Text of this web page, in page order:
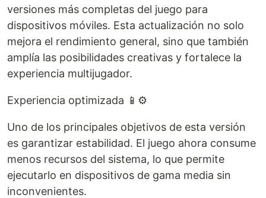
versiones más completas del juego para
dispositivos móviles. Esta actualización no solo
mejora el rendimiento general, sino que también
amplía las posibilidades creativas y fortalece la
experiencia multijugador.
Experiencia optimizada 📱⚙️
Uno de los principales objetivos de esta versión
es garantizar estabilidad. El juego ahora consume
menos recursos del sistema, lo que permite
ejecutarlo en dispositivos de gama media sin
inconvenientes.